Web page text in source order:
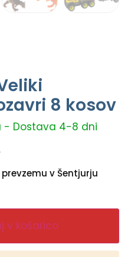
8 kosov
- Dostava 4-8 dni
v Šentjurju
v košarico